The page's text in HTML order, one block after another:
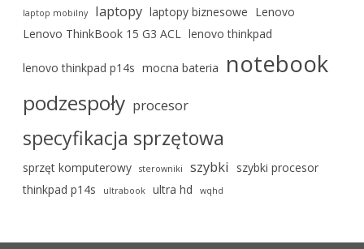
laptop mobilny laptopy laptopy biznesowe Lenovo
Lenovo ThinkBook 15 G3 ACL
lenovo thinkpad
lenovo thinkpad p14s mocna bateria notebook
podzespoły procesor
specyfikacja sprzętowa
sprzęt komputerowy sterowniki szybki
szybki procesor
thinkpad p14s
ultrabook ultra hd wqhd